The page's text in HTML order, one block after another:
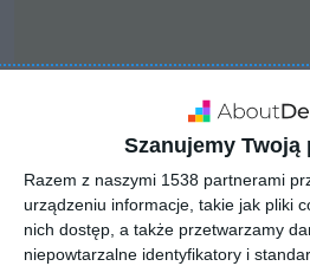
Szanujemy Twoją
Razem z naszymi 1538 partnerami
urządzeniu informacje, takie jak pliki
nich dostęp, a także przetwarzamy
niepowtarzalne identyfikatory i
Mieszkanie
kolorem